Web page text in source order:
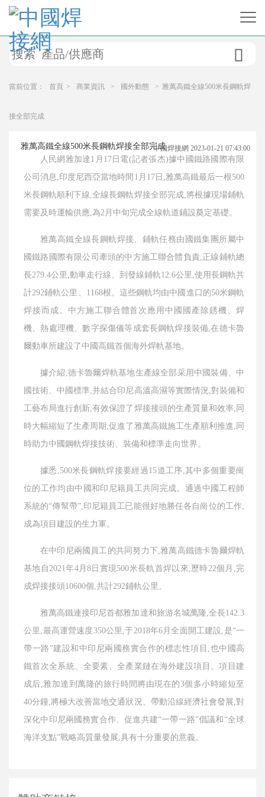

當前位置： 首頁 > 商業資訊 > 國外動態 > 雅萬高鐵全線500米長鋼軌焊
接全部完成
雅萬高鐵全線500米長鋼軌焊接全部完成
人民網雅加達1月17日電(記者張杰)據中國鐵路國際有限
公司消息,印度尼西亞當地時間1月17日,雅萬高鐵最后一根500
米長鋼軌順利下線,全線長鋼軌焊接全部完成,將根據現場鋪軌
需要及時運輸供應,為2月中旬完成全線軌道鋪設奠定基礎。
雅萬高鐵全線長鋼軌焊接、鋪軌任務由國鐵集團所屬中
國鐵路國際有限公司牽頭的中方施工聯合體負責,正線鋪軌總
長279.4公里,動車走行線、到發線鋪軌12.6公里,使用長鋼軌共
計292鋪軌公里、1168根。這些鋼軌均由中國進口的50米鋼軌
焊接而成。中方施工聯合體首次應用中國國產除銹機、焊
機、熱處理機、數字探傷儀等成套長鋼軌焊接裝備,在德卡魯
爾動車所建設了中國高鐵首個海外焊軌基地。
據介紹,德卡魯爾焊軌基地生產線全部采用中國裝備、中
國技術、中國標準,并結合印尼高溫高濕等實際情況,對裝備和
工藝布局進行創新,有效保證了焊接接頭的生產質量和效率,同
時大幅縮短了生產周期,促進了雅萬高鐵施工生產順利推進,同
時助力中國鋼軌焊接技術、裝備和標準走向世界。
據悉,500米長鋼軌焊接要經過15道工序,其中多個重要崗
位的工作均由中國和印尼籍員工共同完成。通過中國工程師
系統的“傳幫帶”,印尼籍員工已能很好地勝任各自崗位的工作,
成為項目建設的生力軍。
在中印尼兩國員工的共同努力下,雅萬高鐵德卡魯爾焊軌
基地自2021年4月8日實現500米長軌首焊以來,歷時22個月,完
成焊接接頭10600個,共計292鋪軌公里。
雅萬高鐵連接印尼首都雅加達和旅游名城萬隆,全長142.3
公里,最高運營速度350公里,于2018年6月全面開工建設,是“一
帶一路”建設和中印尼兩國務實合作的標志性項目,也中國高
鐵首次全系統、全要素、全產業鏈在海外建設項目。項目建
成后,雅加達到萬隆的旅行時間將由現在的3個多小時縮短至
40分鐘,將極大改善當地交通狀況、帶動沿線經濟社會發展,對
深化中印尼兩國務實合作、促進共建“一帶一路”倡議和“全球
海洋支點”戰略高質量發展,具有十分重要的意義。
中國焊接網 2023-01-21 07:43:00